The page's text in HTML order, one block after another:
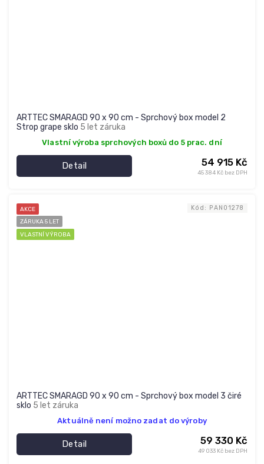
ARTTEC SMARAGD 90 x 90 cm - Sprchový box model 2
Strop grape sklo 5 let záruka
Vlastní výroba sprchových boxů do 5 prac. dní
45 384 Kč bez DPH
54 915 Kč
Detail
AKCE
ZÁRUKA 5 LET
VLASTNÍ VÝROBA
ARTTEC SMARAGD 90 x 90 cm - Sprchový box model 3 čiré
sklo 5 let záruka
Aktuálně není možno zadat do výroby
49 033 Kč bez DPH
59 330 Kč
Detail
Kód: PAN01278